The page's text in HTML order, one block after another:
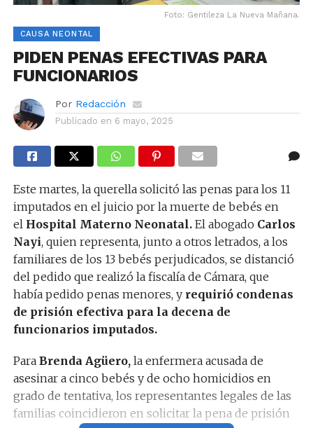
Foto: Gentileza La Nueva Mañana.
CAUSA NEONTAL
PIDEN PENAS EFECTIVAS PARA
FUNCIONARIOS
Por Redacción
Publicado en 6 mayo, 2025
Este martes, la querella solicitó las penas para los 11
imputados en el juicio por la muerte de bebés en
el Hospital Materno Neonatal.El abogado Carlos
Nayi, quien representa, junto a otros letrados, a los
familiares de los 13 bebés perjudicados, se distanció
del pedido que realizó la fiscalía de Cámara, que
había pedido penas menores, yrequirió condenas
de prisión efectiva para la decena de
funcionarios imputados.
Para Brenda Agüero, la enfermera acusada de
asesinar a cinco bebés y de ocho homicidios en
grado de tentativa, los representantes legales de las
familias coincidieron en solicitar la pena de prisión